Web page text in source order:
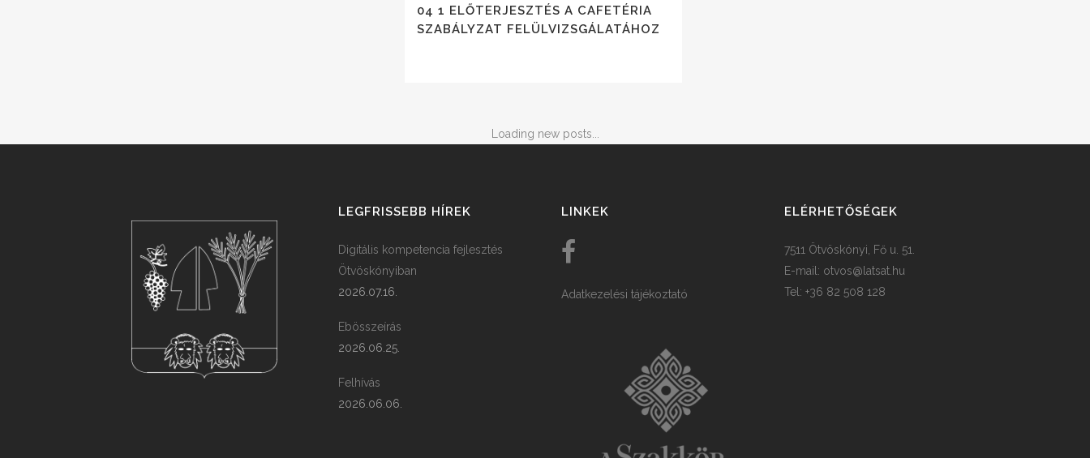
04 1 ELŐTERJESZTÉS A CAFETÉRIA
SZABÁLYZAT FELÜLVIZSGÁLATÁHOZ
Loading new posts...
LEGFRISSEBB HÍREK
Digitális kompetencia fejlesztés
Ötvöskónyiban
2026.07.16.
Ebösszeírás
2026.06.25.
Felhívás
2026.06.06.
LINKEK
Adatkezelési tájékoztató
ELÉRHETŐSÉGEK
7511 Ötvöskónyi, Fő u. 51.
E-mail: otvos@latsat.hu
Tel: +36 82 508 128